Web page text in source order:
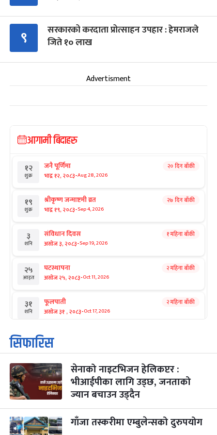
९
सरकारको करदाता प्रोत्साहन उपहार : हेमराजले
जिते १० लाख
Advertisment
आगामी बिदाहरु
१२
शुक्र
जनै पूर्णिमा
भाद्र १२, २०८३-Aug 28, 2026
२० दिन बाँकी
१९
शुक्र
श्रीकृष्ण जन्माष्टमी व्रत
भाद्र १९, २०८३-Sep 4, 2026
२७ दिन बाँकी
३
शनि
संविधान दिवस
असोज ३, २०८३-Sep 19, 2026
१ महिना बाँकी
२५
आइत
घटस्थापना
असोज २५, २०८३-Oct 11, 2026
२ महिना बाँकी
३१
शनि
फूलपाती
असोज ३१ , २०८३-Oct 17, 2026
२ महिना बाँकी
१
आइत
कार्तिक सङ्क्रान्ति
कार्तिक १, २०८३
३
मंगल
महानवमी
कार्तिक ३, २०८३-Oct 20, 2026
२ महिना बाँकी
४
कार्तिक ४, २०८३
सिफारिस
सेनाको नाइटभिजन हेलिकप्टर :
भीआईपीका लागि उड्छ, जनताको
ज्यान बचाउन उड्दैन
गाँजा तस्करीमा एम्बुलेन्सको दुरुपयोग